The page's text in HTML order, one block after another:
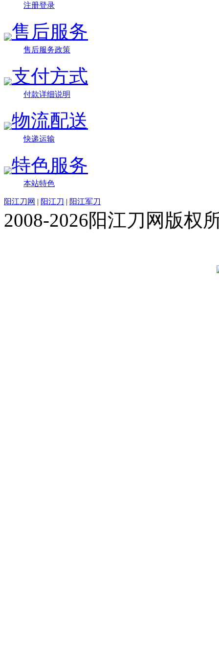
注册登录
售后服务
售后服务政策
支付方式
付款详细说明
物流配送
快递运输
特色服务
本站特色
阳江刀网 | 阳江刀 | 阳江军刀
2008-2026阳江刀网版权